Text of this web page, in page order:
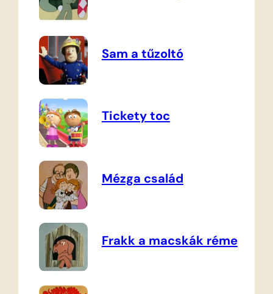
Sam a tűzoltó
Tickety toc
Mézga család
Frakk a macskák réme